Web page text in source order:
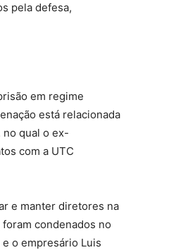
pela defesa,
em regime
está relacionada
no qual o ex-
com a UTC
e manter diretores na
condenados no
o empresário Luis